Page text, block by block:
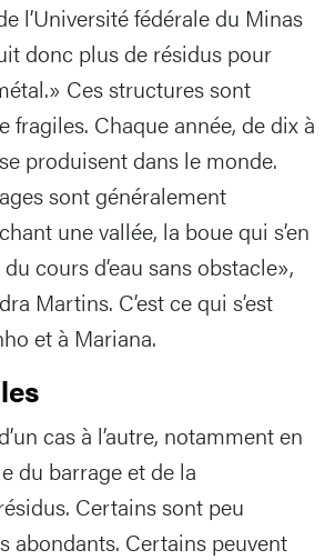
l’Université fédérale du Minas
donc plus de résidus pour
Ces structures sont
fragiles. Chaque année, de dix à
produisent dans le monde.
sont généralement
une vallée, la boue qui s’en
cours d’eau sans obstacle»,
Martins. C’est ce qui s’est
et à Mariana.
cas à l’autre, notamment en
du barrage et de la
Certains sont peu
abondants. Certains peuvent